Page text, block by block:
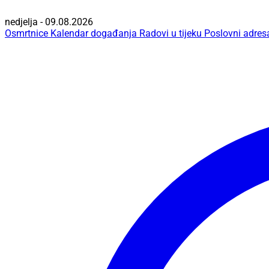
nedjelja - 09.08.2026
Osmrtnice Kalendar događanja Radovi u tijeku Poslovni